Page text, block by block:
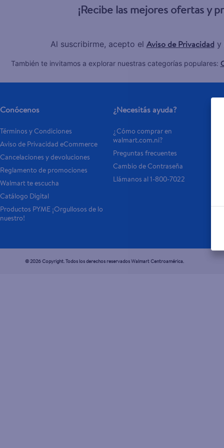
¡Recibe las mejores ofertas y
Al suscribirme, acepto el Aviso de Privacidad y
También te invitamos a explorar nuestras categorías populares:
Conócenos
Términos y Condiciones
Aviso de Privacidad eCommerce
Cancelaciones y devoluciones
Reglamento de promociones
Walmart te escucha
Catálogo Digital
Productos PYME ¡Orgullosos de lo
nuestro!
¿Necesitás ayuda?
¿Cómo comprar en
walmart.com.ni?
Preguntas frecuentes
Cambio de Contraseña
Llámanos al 1-800-7022
© 2026 Copyright. Todos los derechos reservados Walmart Centroamérica.